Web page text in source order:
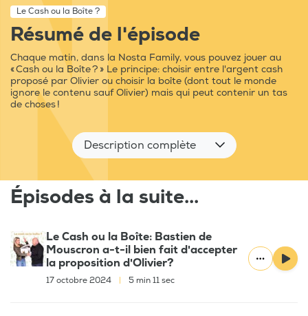
Le Cash ou la Boîte ?
Résumé de l'épisode
Chaque matin, dans la Nosta Family, vous pouvez jouer au
« Cash ou la Boîte ? » Le principe: choisir entre l'argent cash
proposé par Olivier ou choisir la boîte (dont tout le monde
ignore le contenu sauf Olivier) mais qui peut contenir un tas
de choses !
Description complète
Épisodes à la suite...
Le Cash ou la Boîte: Bastien de
Mouscron a-t-il bien fait d'accepter
la proposition d'Olivier?
17 octobre 2024 5 min 11 sec